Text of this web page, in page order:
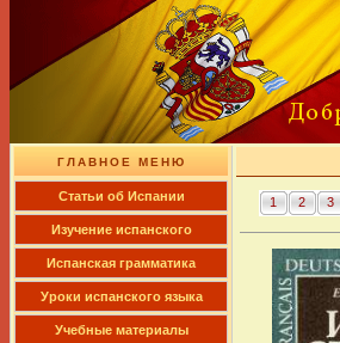
ГЛАВНОЕ МЕНЮ
Cтатьи об Испании
Изучение испанского
Испанская грамматика
Уроки испанского языка
Учебные материалы
1 2 3